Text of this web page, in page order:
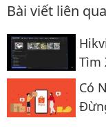
Bài viết liên
Tìm
Có